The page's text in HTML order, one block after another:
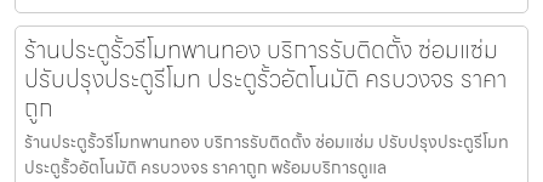
ร้านประตูรั้วรีโมทพานทอง บริการรับติดตั้ง ซ่อมแซ่ม
ปรับปรุงประตูรีโมท ประตูรั้วอัตโนมัติ ครบวงจร ราคา
ถูก
ร้านประตูรั้วรีโมทพานทอง บริการรับติดตั้ง ซ่อมแซ่ม ปรับปรุงประตูรีโมท
ประตูรั้วอัตโนมัติ ครบวงจร ราคาถูก พร้อมบริการดูแล